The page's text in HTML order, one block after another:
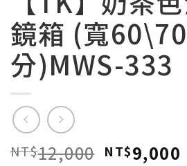
鏡箱 (寬
分)MWS-333
NT$12,000 NT$9,000